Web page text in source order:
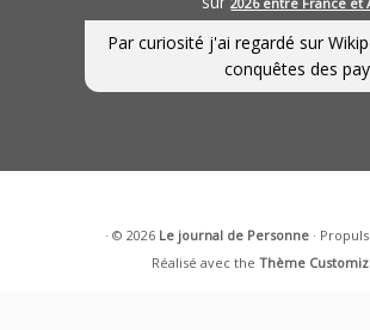
Par curiosité j'ai regardé sur
conquêtes des
· © 2026 Le journal de Personne·
Réalisé avec theThème